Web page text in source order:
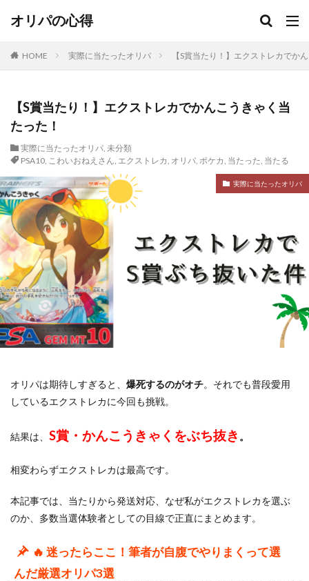
オリパの心得
HOME 実際に当たったオリパ 【S賞当たり！】エクストレカでか
【S賞当たり！】エクストレカでかんこうきゃく当
たった！
実際に当たったオリパ, 未分類
PSA10, こわいおねえさん, エクストレカ, オリパ, ポケカ, 当たった, 当たる
実際に当たったオリパ
オリパは期待しすぎると、 爆死するのがオチ。それでも普段愛用
しているエクストレカに今回も挑戦。
結果は、 S賞・かんこうきゃくをぶち抜き 。
相変わらずエクストレカは最高です。
本記事では、当たりから発送対応、なぜ私がエクストレカを選ぶ
のか、多数当選体験者としての目線で正直にまとめます。
🔥 迷ったらここ！筆者が自腹でやりまくって選
んだ厳選オリパ3選